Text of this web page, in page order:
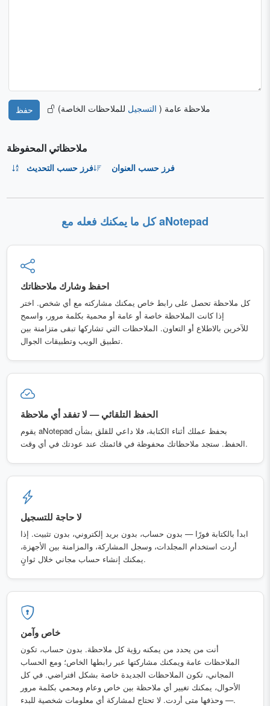
ملاحظة عامة ( التسجيل للملاحظات الخاصة)
ملاحظاتي المحفوظة
فرز حسب العنوان فرز حسب التحديث
كل ما يمكنك فعله مع aNotepad
احفظ وشارك ملاحظاتك
كل ملاحظة تحصل على رابط خاص يمكنك مشاركته مع أي شخص. اختر
إذا كانت الملاحظة خاصة أو عامة أو محمية بكلمة مرور، واسمح
للآخرين بالاطلاع أو التعاون. الملاحظات التي تشاركها تبقى متزامنة بين
تطبيق الويب وتطبيقات الجوال.
الحفظ التلقائي — لا تفقد أي ملاحظة
يقوم aNotepad بحفظ عملك أثناء الكتابة، فلا داعي للقلق بشأن
الحفظ. ستجد ملاحظاتك محفوظة في قائمتك عند عودتك في أي وقت.
لا حاجة للتسجيل
ابدأ بالكتابة فورًا — بدون حساب، بدون بريد إلكتروني، بدون تثبيت. إذا
أردت استخدام المجلدات، وسجل المشاركة، والمزامنة بين الأجهزة،
يمكنك إنشاء حساب مجاني خلال ثوانٍ.
خاص وآمن
أنت من يحدد من يمكنه رؤية كل ملاحظة. بدون حساب، تكون
الملاحظات عامة ويمكنك مشاركتها عبر رابطها الخاص؛ ومع الحساب
المجاني، تكون الملاحظات الجديدة خاصة بشكل افتراضي. في كل
الأحوال، يمكنك تغيير أي ملاحظة بين خاص وعام ومحمي بكلمة مرور
— وحذفها متى أردت. لا تحتاج لمشاركة أي معلومات شخصية للبدء.